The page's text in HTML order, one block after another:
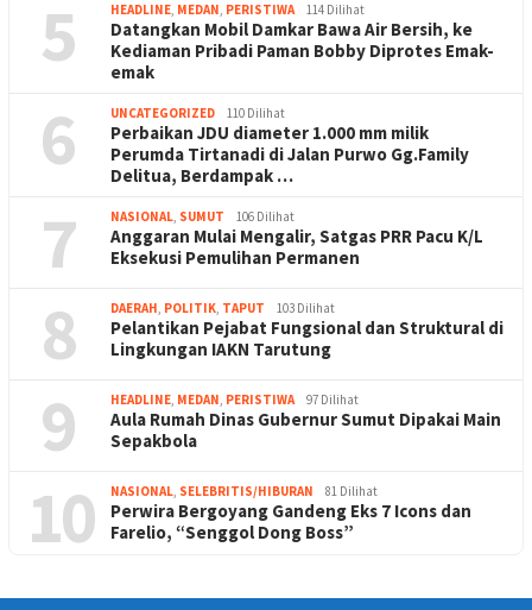
5 HEADLINE, MEDAN, PERISTIWA 114 Dilihat
Datangkan Mobil Damkar Bawa Air Bersih, ke
Kediaman Pribadi Paman Bobby Diprotes Emak-
emak
6 UNCATEGORIZED 110 Dilihat
Perbaikan JDU diameter 1.000 mm milik
Perumda Tirtanadi di Jalan Purwo Gg.Family
Delitua, Berdampak …
7 NASIONAL, SUMUT 106 Dilihat
Anggaran Mulai Mengalir, Satgas PRR Pacu K/L
Eksekusi Pemulihan Permanen
8 DAERAH, POLITIK, TAPUT 103 Dilihat
Pelantikan Pejabat Fungsional dan Struktural di
Lingkungan IAKN Tarutung
9 HEADLINE, MEDAN, PERISTIWA 97 Dilihat
Aula Rumah Dinas Gubernur Sumut Dipakai Main
Sepakbola
10 NASIONAL, SELEBRITIS/HIBURAN 81 Dilihat
Perwira Bergoyang Gandeng Eks 7 Icons dan
Farelio, “Senggol Dong Boss”